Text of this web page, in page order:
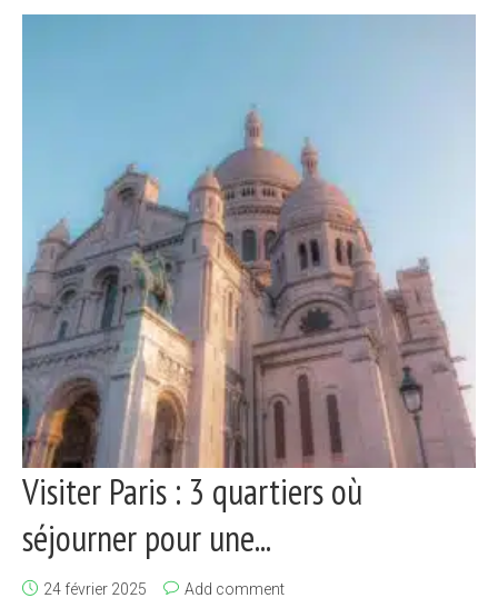
Visiter Paris : 3 quartiers où
séjourner pour une...
24 février 2025 Add comment